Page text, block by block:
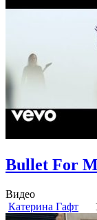
Bullet For
Видео
Катерина Гафт